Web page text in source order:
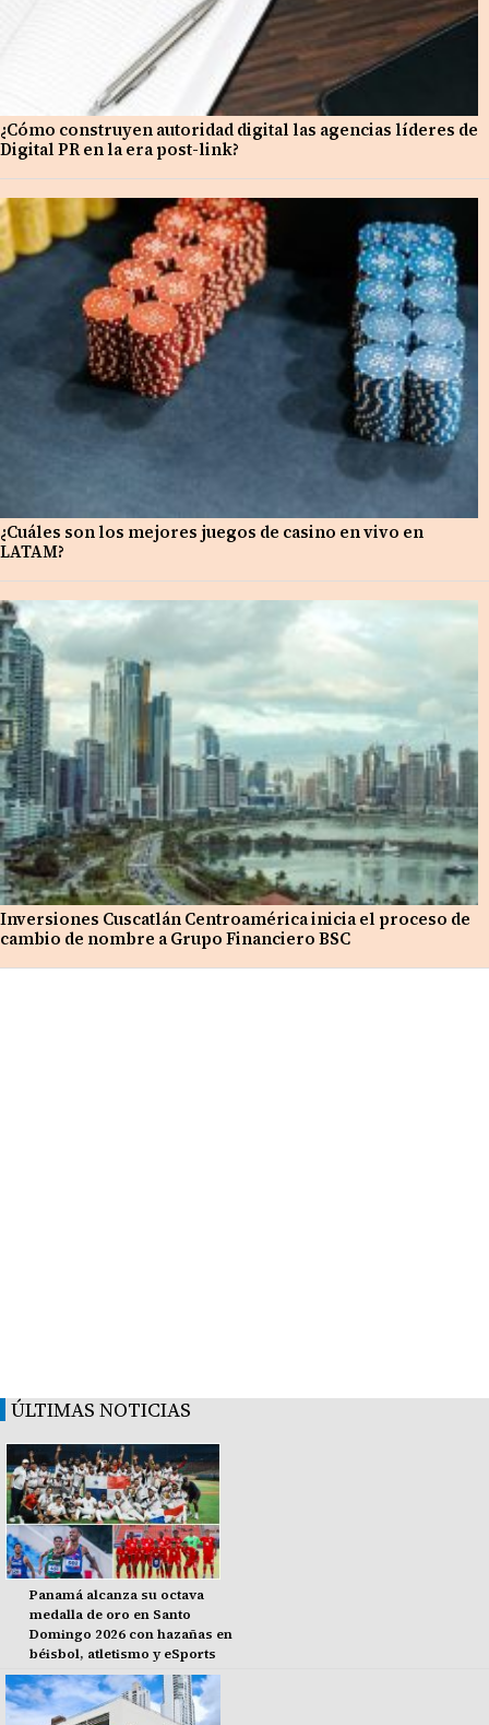
¿Cómo construyen autoridad digital las agencias líderes de
Digital PR en la era post-link?
¿Cuáles son los mejores juegos de casino en vivo en
LATAM?
Inversiones Cuscatlán Centroamérica inicia el proceso de
cambio de nombre a Grupo Financiero BSC
ÚLTIMAS NOTICIAS
Panamá alcanza su octava
medalla de oro en Santo
Domingo 2026 con hazañas en
béisbol, atletismo y eSports